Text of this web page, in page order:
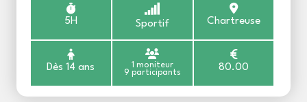
5H Sportif Chartreuse
Dès 14 ans
1 moniteur
9 participants
80.00